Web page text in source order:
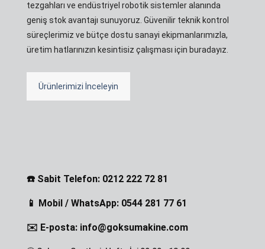
tezgahları ve endüstriyel robotik sistemler alanında
geniş stok avantajı sunuyoruz. Güvenilir teknik kontrol
süreçlerimiz ve bütçe dostu sanayi ekipmanlarımızla,
üretim hatlarınızın kesintisiz çalışması için buradayız.
Ürünlerimizi İnceleyin
☎️ Sabit Telefon: 0212 222 72 81
📱 Mobil / WhatsApp: 0544 281 77 61
✉️ E-posta: info@goksumakine.com